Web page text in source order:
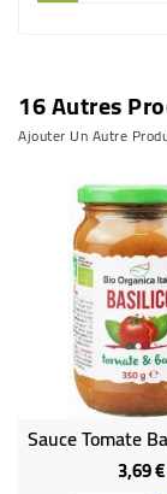
16 Autres
Ajouter Un Autre
3,69 €